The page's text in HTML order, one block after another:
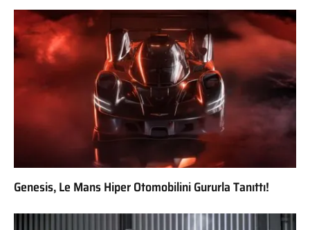
Genesis, Le Mans Hiper Otomobilini Gururla Tanıttı!